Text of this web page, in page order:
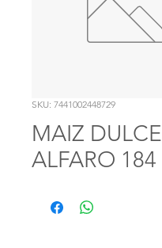
SKU: 7441002448729
MAIZ DULCE
ALFARO 184